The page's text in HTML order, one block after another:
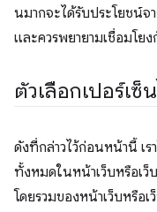
นมากจะได้รับประโยชน์
และควรพยายามเชื่อมโย
ตัวเลือกเปอร์เซ็
ดังที่กล่าวไว้ก่อนหน้านี้ เร
ทั้งหมดในหน้าเว็บหรือเ
โดยรวมของหน้าเว็บหรือเ